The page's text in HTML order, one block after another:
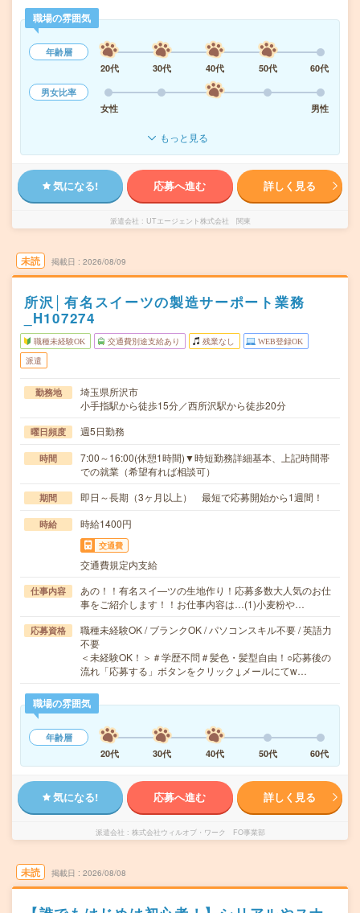
職場の雰囲気
年齢層
20代
30代 40代 50代
60代
男女比率
女性
男性
もっと見る
気になる! 応募へ進む 詳しく見る
派遣会社 UTエージェント株式会社 関東
未読 掲載日 2026/08/09
所沢│有名スイーツの製造サーポート業務
_H107274
職種未経験OK 交通費別途支給あり 残業なし WEB登録OK
派遣
勤務地
埼玉県所沢市
小手指駅から徒歩15分／西所沢駅から徒歩20分
曜日頻度 週5日勤務
時間
7:00～16:00(休憩1時間)▼時短勤務詳細基本、上記時間帯
での就業（希望有れば相談可）
期間 即日～長期（3ヶ月以上） 最短で応募開始から1週間！
時給 時給1400円
交通費
交通費規定内支給
仕事内容
あの！！有名スイ―ツの生地作り！応募多数大人気のお仕
事をご紹介します！！お仕事内容は…(1)小麦粉や…
応募資格
職種未経験OK / ブランクOK / パソコンスキル不要 / 英語力
不要
＜未経験OK！＞＃学歴不問＃髪色・髪型自由！○応募後の
流れ「応募する」ボタンをクリック↓メールにてw…
職場の雰囲気
年齢層
20代
30代 40代 50代 60代
気になる! 応募へ進む 詳しく見る
派遣会社 株式会社ウィルオブ・ワーク FO事業部
未読 掲載日 2026/08/08